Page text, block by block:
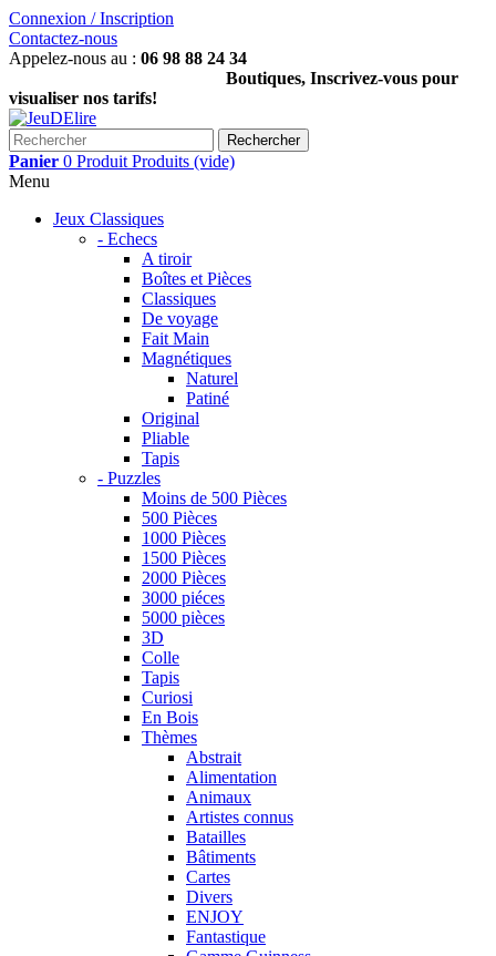
Connexion / Inscription
Contactez-nous
Appelez-nous au : 06 98 88 24 34
Boutiques, Inscrivez-vous pour
visualiser nos tarifs!
Rechercher
Panier 0 Produit Produits (vide)
Menu
Jeux Classiques
- Echecs
A tiroir
Boîtes et Pièces
Classiques
De voyage
Fait Main
Magnétiques
Naturel
Patiné
Original
Pliable
Tapis
- Puzzles
Moins de 500 Pièces
500 Pièces
1000 Pièces
1500 Pièces
2000 Pièces
3000 piéces
5000 pièces
3D
Colle
Tapis
Curiosi
En Bois
Thèmes
Abstrait
Alimentation
Animaux
Artistes connus
Batailles
Bâtiments
Cartes
Divers
ENJOY
Fantastique